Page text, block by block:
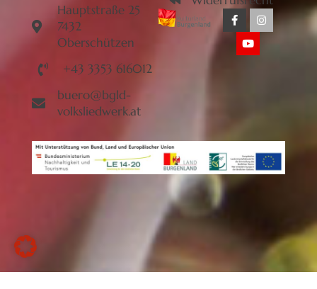
Hauptstraße 25
7432
Oberschützen
+43 3353 616012
buero@bgld-
volksliedwerk.at